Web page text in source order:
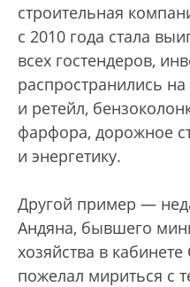
строительная
с 2010 года стала
всех гостендеров,
распространились
и ретейл,
фарфора, дорожное
и энергетику.
Другой пример —
Андяна, бывшего
хозяйства в
пожелал мириться с